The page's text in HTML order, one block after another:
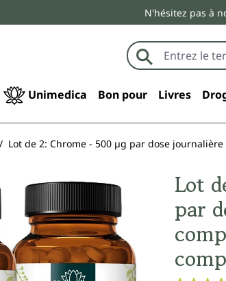
N'hésitez pas à
Unimedica Bon pour Livres
Lot de 2: Chrome - 500 µg par dose
Lot
par